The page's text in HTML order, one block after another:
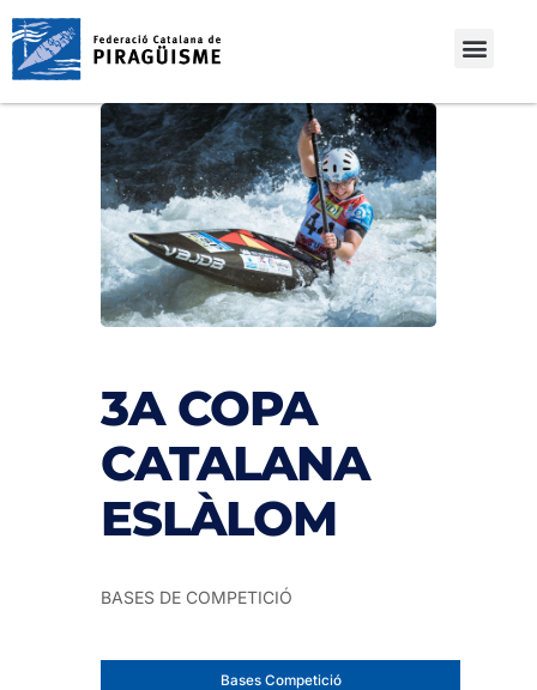
3A COPA
CATALANA
ESLÀLOM
BASES DE COMPETICIÓ
Bases Competició